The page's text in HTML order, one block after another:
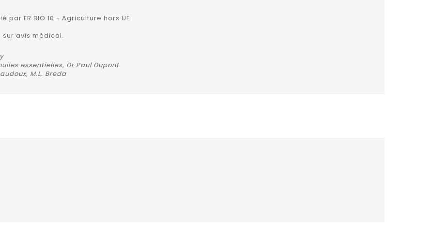
FR BIO 10 - Agriculture hors UE
avis médical.
essentielles, Dr Paul Dupont
M.L. Breda